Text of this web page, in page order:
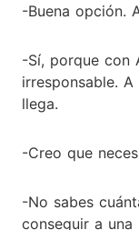
-Buena opción.
-Sí, porque con
irresponsable.
llega.
-Creo que
-No sabes
conseguir a una